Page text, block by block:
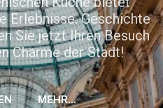
Erlebnisse. Geschichte
Sie jetzt Ihren Besuch
Charme der Stadt!
MEHR…